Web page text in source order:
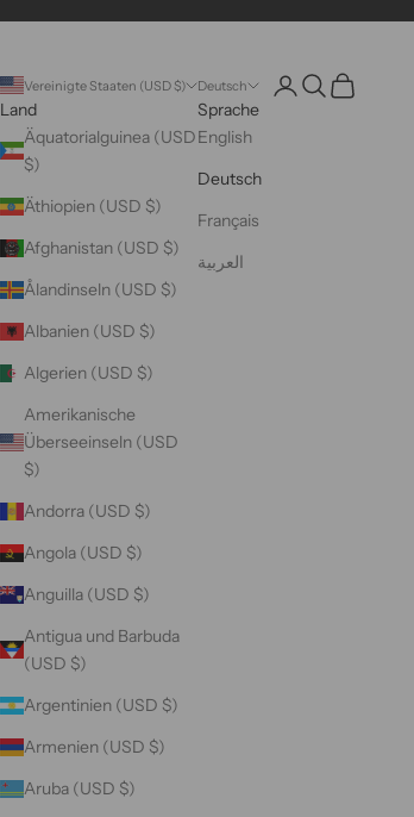
Vereinigte Staaten (USD $)
Land
Äquatorialguinea (USD
$)
Äthiopien (USD $)
Afghanistan (USD $)
Ålandinseln (USD $)
Albanien (USD $)
Algerien (USD $)
Amerikanische
Überseeinseln (USD
$)
Andorra (USD $)
Angola (USD $)
Anguilla (USD $)
Antigua und Barbuda
(USD $)
Argentinien (USD $)
Armenien (USD $)
Aruba (USD $)
Deutsch
Sprache
English
Deutsch
Français
العربية
Kontoseite öffnen
Suche öffnen